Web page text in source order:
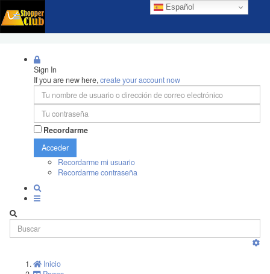
Español
Sign In
If you are new here,create your account now
Recordarme
Acceder
Recordarme mi usuario
Recordarme contraseña
Inicio